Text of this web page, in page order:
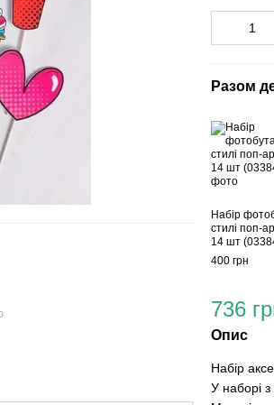
Разом
Набір
стилі поп-
14 шт
400 грн
736
Опис
Набір
У наборі з